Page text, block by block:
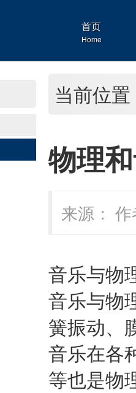
首页
Home
当前位
物理
来源：
音乐与物
音乐与物
簧振动、
音乐在各
等也是物